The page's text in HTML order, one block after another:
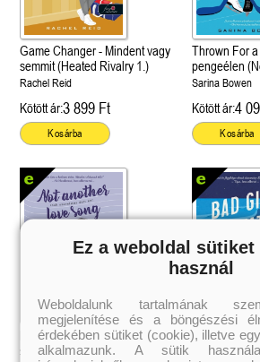
cél (Off-Campus 4.)
olvasható!
21.
Grace and Glory - Kegyelem
dicsőség (Az Előhírnök-
3.)Különleges éldekorált
Game Changer - Mindent vagy
semmit (Heated Rivalry 1.)
Rachel Reid
Kötött ár:3 899 Ft
Kosárba
Thrown For
pengeélen
Sarina Bowen
Kötött ár:4
Kosárba
Not Another Love Song - Csak
szerelmes dalt ne!
Bad Girl
(Avalon Bay
Ez a weboldal sütiket
használ
Weboldalunk tartalmának
megjelenítése és a böngészési
érdekében sütiket (cookie), illetve
alkalmazunk. A sütik